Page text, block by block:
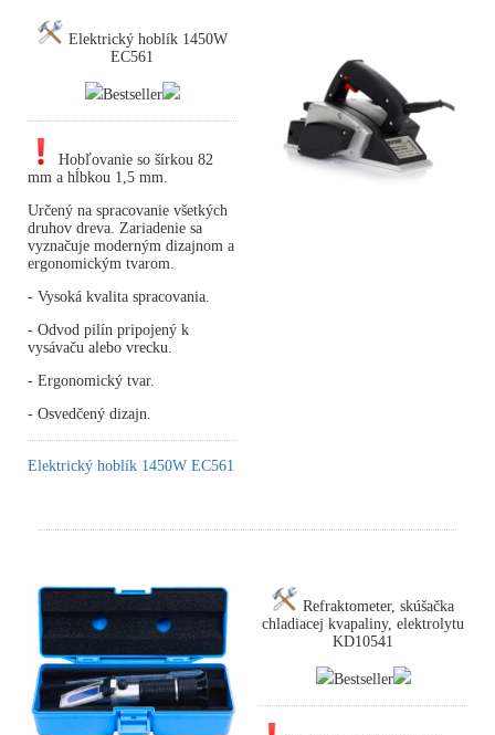
Elektrický hoblík 1450W
EC561
Bestseller
Hobľovanie so šírkou 82
mm a hĺbkou 1,5 mm.
Určený na spracovanie všetkých
druhov dreva. Zariadenie sa
vyznačuje moderným dizajnom a
ergonomickým tvarom.
- Vysoká kvalita spracovania.
- Odvod pilín pripojený k
vysávaču alebo vrecku.
- Ergonomický tvar.
- Osvedčený dizajn.
Elektrický hoblík 1450W EC561
Refraktometer, skúšačka
chladiacej kvapaliny, elektrolytu
KD10541
Bestseller